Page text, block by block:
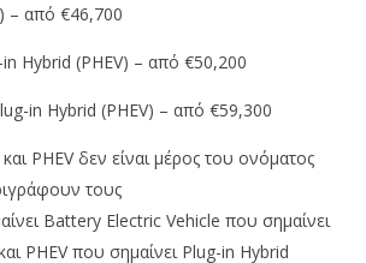
– από €46,700
Hybrid (PHEV) – από €50,200
in Hybrid (PHEV) – από €59,300
PHEV δεν είναι μέρος του ονόματος
τους
Battery Electric Vehicle που σημαίνει
PHEV που σημαίνει Plug-in Hybrid